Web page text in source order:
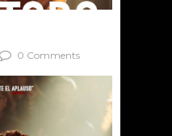
0 Comments